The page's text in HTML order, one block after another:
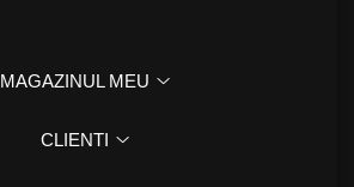
MAGAZINUL MEU
CLIENTI